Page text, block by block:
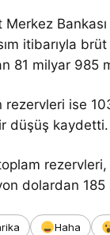
itibarıyla
81 milyar 985
rezervleri ise
düşüş kaydetti.
dolardan 185
Haha